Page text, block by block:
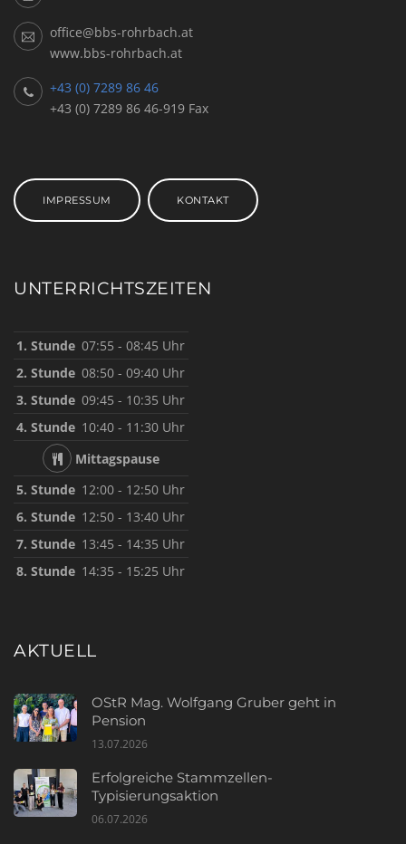
office@bbs-rohrbach.at
www.bbs-rohrbach.at
+43 (0) 7289 86 46
+43 (0) 7289 86 46-919 Fax
IMPRESSUM KONTAKT
UNTERRICHTSZEITEN
1. Stunde 07:55 - 08:45 Uhr
2. Stunde 08:50 - 09:40 Uhr
3. Stunde 09:45 - 10:35 Uhr
4. Stunde 10:40 - 11:30 Uhr
Mittagspause
5. Stunde 12:00 - 12:50 Uhr
6. Stunde 12:50 - 13:40 Uhr
7. Stunde 13:45 - 14:35 Uhr
8. Stunde 14:35 - 15:25 Uhr
AKTUELL
OStR Mag. Wolfgang Gruber geht in
Pension
13.07.2026
Erfolgreiche Stammzellen-
Typisierungsaktion
06.07.2026